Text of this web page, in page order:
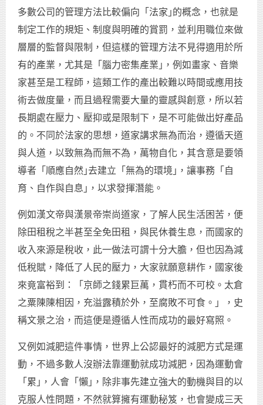
多數公司的管理方法比較偏向「法家｣的概念，也就是
制定工作的規矩、制度與明確的賞罰，並利用職位來做
層層的監督與限制，但這樣的管理方法不見得適用於所
有的產業，尤其是「腦力密集產業｣，例如畫家、音樂
家甚至是工程師，這類工作的產出較難以時間或應用技
術去做度量，而且過程需要大量的靈感與創意，所以若
長期處在壓力、壓抑或是限制下，是不可能做出好產品
的。不同於法家的思想，道家講求無為而治，遵循天道
與人道，以致無為而無不為，萬物自化，其含意是要領
導者「順應自然｣去建立「無為的環境｣，讓事務「自
育、自作與自息｣，以求發揮潛能。
例如漢文帝與漢景帝崇尚道家，了解人民生活困苦，便
除田租稅之半甚至全免田租，與民休養生息，而國家的
收入來源是稅收，此一做法可謂十分大膽，但也因為減
低稅賦，降低了人民的壓力，大家就願意耕作，國家後
來竟富裕到：「京師之錢累巨萬，貫朽而不可校。太倉
之粟陳陳相因，充溢露積於外，至腐敗不可食。」，史
稱文景之治，而這便是遵循人性而成功的最好寫照。
又例如減肥這件事情，世界上公認最好的減肥方式是運
動，不過多數人沒辦法靠運動就成功減肥，因為運動會
「累｣，人會「懶｣，除非事先建立強大的動機與目的以
克服人性問題，不然就算擁有運動秘笈，也會變成三天